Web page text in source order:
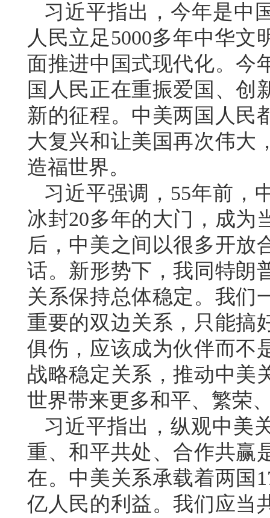
习近平指出，今年是中
人民立足5000多年中华
面推进中国式现代化。今
国人民正在重振爱国、创
新的征程。中美两国人民
大复兴和让美国再次伟大
造福世界。
习近平强调，55年前，
冰封20多年的大门，成为
后，中美之间以很多开放
话。新形势下，我同特朗
关系保持总体稳定。我们
重要的双边关系，只能搞
俱伤，应该成为伙伴而不
战略稳定关系，推动中美
世界带来更多和平、繁荣
习近平指出，纵观中美
重、和平共处、合作共赢
在。中美关系承载着两国
亿人民的利益。我们应当